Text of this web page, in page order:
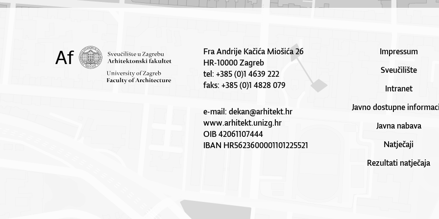
Fra Andrije Kačića Miošića 26
HR-10000 Zagreb
tel: +385 (0)1 4639 222
faks: +385 (0)1 4828 079
e-mail:dekan@arhitekt.hr
www.arhitekt.unizg.hr
OIB 42061107444
IBAN HR5623600001101225521
Impressum
Sveučilište
Intranet
Javno dostupne
Javna nabava
Natječaji
Rezultati natječaja